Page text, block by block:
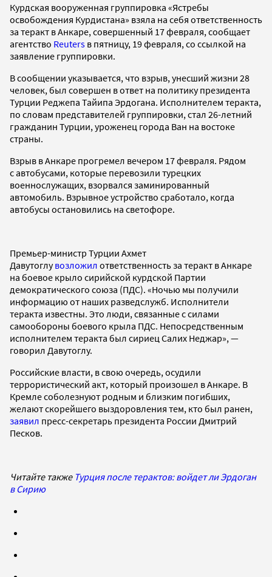
Курдская вооруженная группировка «Ястребы
освобождения Курдистана» взяла на себя ответственность
за теракт в Анкаре, совершенный 17 февраля, сообщает
агентство Reuters в пятницу, 19 февраля, со ссылкой на
заявление группировки.
В сообщении указывается, что взрыв, унесший жизни 28
человек, был совершен в ответ на политику президента
Турции Реджепа Тайипа Эрдогана. Исполнителем теракта,
по словам представителей группировки, стал 26-летний
гражданин Турции, уроженец города Ван на востоке
страны.
Взрыв в Анкаре прогремел вечером 17 февраля. Рядом
с автобусами, которые перевозили турецких
военнослужащих, взорвался заминированный
автомобиль. Взрывное устройство сработало, когда
автобусы остановились на светофоре.
Премьер-министр Турции Ахмет
Давутоглувозложил ответственность за теракт в Анкаре
на боевое крыло сирийской курдской Партии
демократического союза (ПДС). «Ночью мы получили
информацию от наших разведслужб. Исполнители
теракта известны. Это люди, связанные с силами
самообороны боевого крыла ПДС. Непосредственным
исполнителем теракта был сириец Салих Неджар», —
говорил Давутоглу.
Российские власти, в свою очередь, осудили
террористический акт, который произошел в Анкаре. В
Кремле соболезнуют родным и близким погибших,
желают скорейшего выздоровления тем, кто был ранен,
заявил пресс-секретарь президента России Дмитрий
Песков.
Читайте также Турция после терактов: войдет ли Эрдоган
в Сирию